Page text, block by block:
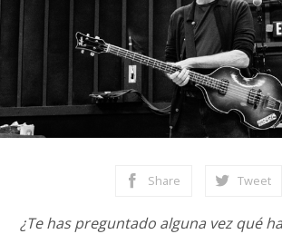
Share Tweet
¿Te has preguntado alguna vez qué